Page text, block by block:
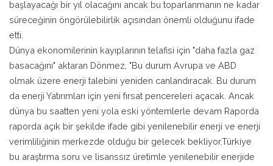
başlayacağı bir yıl olacağını ancak bu toparlanmanın ne kadar
süreceğinin öngörülebilirlik açısından önemli olduğunu ifade
etti.
Dünya ekonomilerinin kayıplarının telafisi için "daha fazla gaz
basacağını" aktaran Dönmez, "Bu durum Avrupa ve ABD
olmak üzere enerji talebini yeniden canlandıracak. Bu durum
da enerji Yatırımları için yeni fırsat pencereleri açacak. Ancak
dünya bu saatten yeni yola eski yöntemlerle devam Raporda
raporda açık bir şekilde ifade gibi yenilenebilir enerji ve enerji
verimliliğinin merkezde olduğu bir gelecek bekliyor.Türkiye
bu araştırma soru ve lisanssız üretimle yenilenebilir enerjide